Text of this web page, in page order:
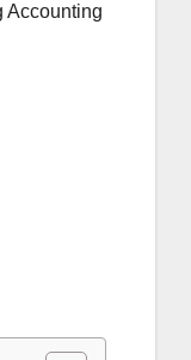
Accounting